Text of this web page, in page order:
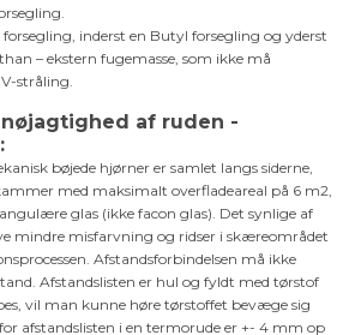
inderst en Butyl forsegling og yderst
– ekstern fugemasse, som ikke må
stråling.
af ruden -
bøjede hjørner er samlet langs siderne,
med maksimalt overfladeareal på 6 m2,
glas (ikke facon glas). Det synlige af
mindre misfarvning og ridser i skæreområdet
Afstandsforbindelsen må ikke
Afstandslisten er hul og fyldt med tørstof
vil man kunne høre tørstoffet bevæge sig
afstandslisten i en termorude er +- 4 mm op